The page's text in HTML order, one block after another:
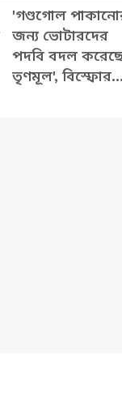
'গণ্ডগোল
জন্য ভোটারদের
পদবি বদল
তৃণমূল',